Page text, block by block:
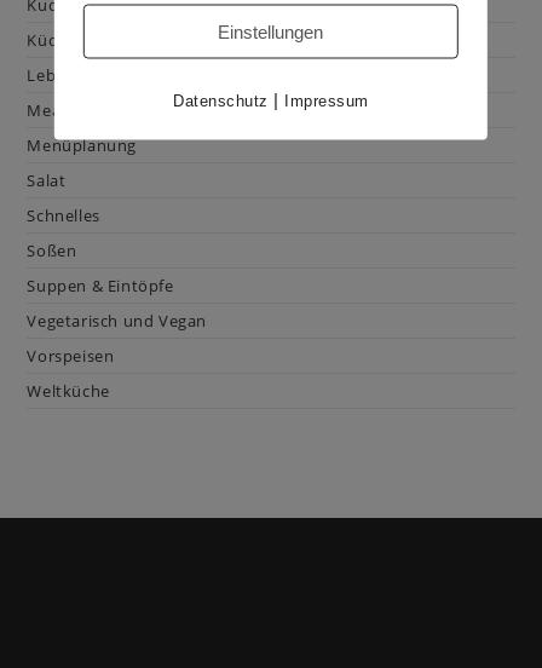
Kuchen & Gebäck
Küchenhacks
Lebensmittelkunde
Mealprep
Menüplanung
Salat
Schnelles
Soßen
Suppen & Eintöpfe
Vegetarisch und Vegan
Vorspeisen
Weltküche
Einstellungen
Datenschutz | Impressum